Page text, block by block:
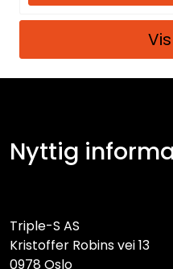
Nyttig
Triple-S AS
Kristoffer Robins vei 13
0978 Oslo